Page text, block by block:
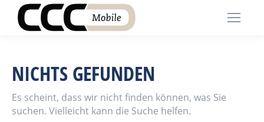
NICHTS GEFUNDEN
Es scheint, dass wir nicht finden können, was Sie
suchen. Vielleicht kann die Suche helfen.